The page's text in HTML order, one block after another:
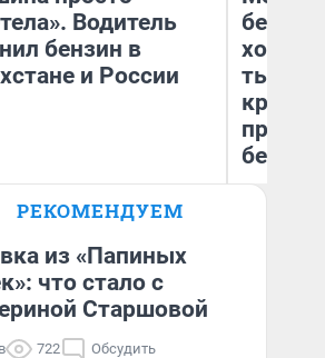
Водитель
бензин в
и России
Анатолий Кузнецов
хотела
тысяч,
РЕКОМЕНДУЕМ
из «Папиных
что стало с
Старшовой
722 Обсудить